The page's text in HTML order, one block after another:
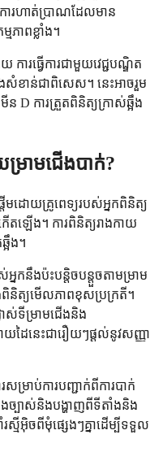
ារហាត់ប្រាណដែលមាន
ាពខ្លាំង។
ារធ្វើការជាមួយវេជ្ជបណ្ឌិត
ងសំខាន់ជាពិសេស។ នេះអាចរួម
D ការត្រួតពិនិត្យក្រាស់ឆ្អឹង
យម្រាមជើងបាក់?
តើមដោយគ្រូពេទ្យរបស់អ្នកពិនិត្យ
ឡើង។ ការពិនិត្យរាងកាយ
អឹង។
កនឹងប៉ះបន្តិចបន្តួចតាមម្រាម
និត្យមើលភាពខុសប្រក្រតី។
ាស់ទីម្រាមជើងនិង
យដៃនេះជារឿយៗផ្តល់នូវសញ្ញា
សម្រាប់ការបញ្ជាក់ពីការបាក់
ងច្បាស់និងបង្ហាញពីទីតាំងនិង
ស្មីអ៊ិចពីមុំផ្សេងៗគ្នាដើម្បីទទួល